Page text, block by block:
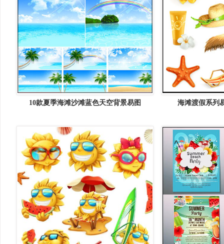
10款夏季海滩沙滩蓝色天空背景易图 海滩渡假系列